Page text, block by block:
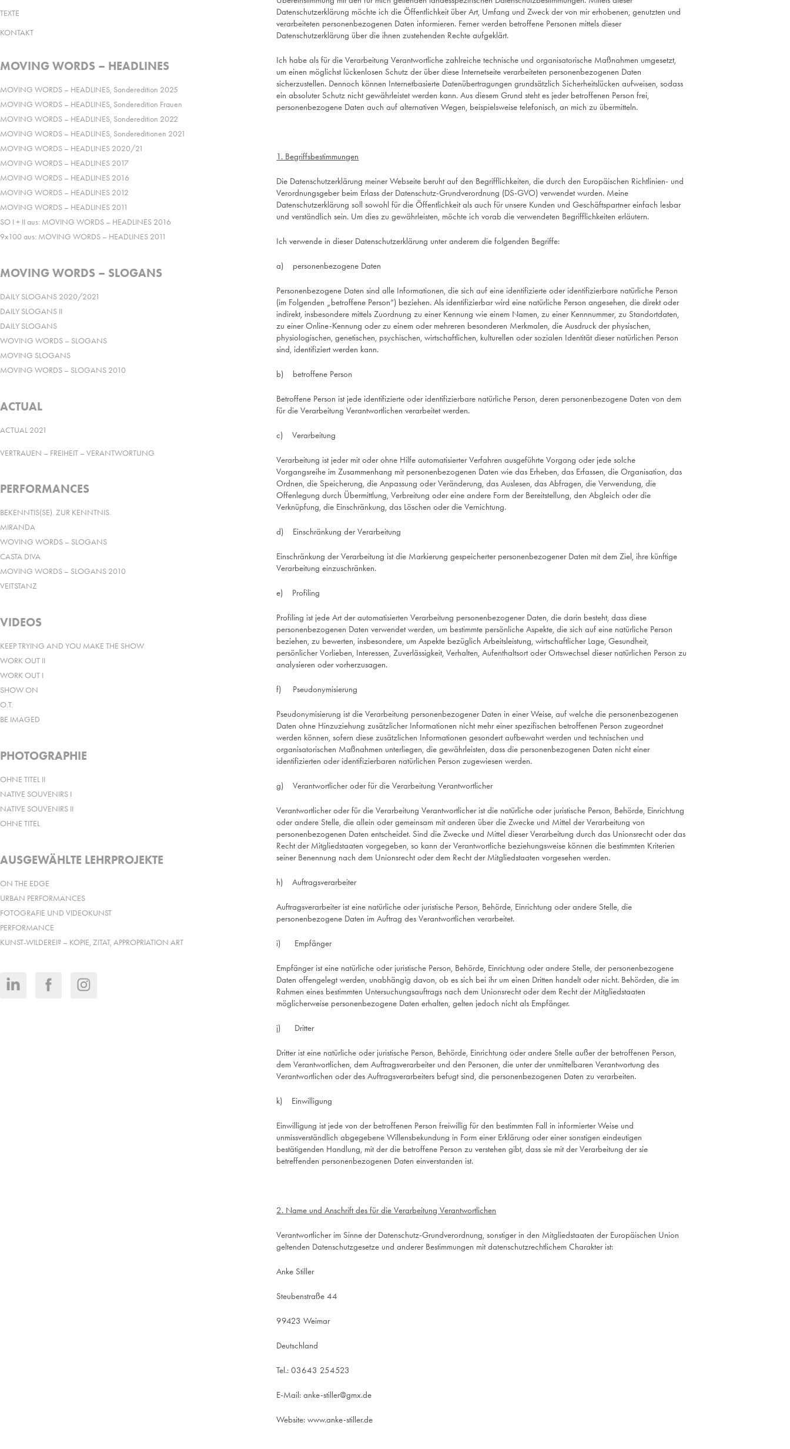
TEXTE
KONTAKT
MOVING WORDS – HEADLINES
MOVING WORDS – HEADLINES, Sonderedition 2025
MOVING WORDS – HEADLINES, Sonderedition Frauen
MOVING WORDS – HEADLINES, Sonderedition 2022
MOVING WORDS – HEADLINES, Sondereditionen 2021
MOVING WORDS – HEADLINES 2020/21
MOVING WORDS – HEADLINES 2017
MOVING WORDS – HEADLINES 2016
MOVING WORDS – HEADLINES 2012
MOVING WORDS – HEADLINES 2011
SO I + II aus: MOVING WORDS – HEADLINES 2016
9x100 aus: MOVING WORDS – HEADLINES 2011
MOVING WORDS – SLOGANS
DAILY SLOGANS 2020/2021
DAILY SLOGANS II
DAILY SLOGANS
WOVING WORDS – SLOGANS
MOVING SLOGANS
MOVING WORDS – SLOGANS 2010
ACTUAL
ACTUAL 2021
VERTRAUEN – FREIHEIT – VERANTWORTUNG
PERFORMANCES
BEKENNTIS(SE). ZUR KENNTNIS.
MIRANDA
WOVING WORDS – SLOGANS
CASTA DIVA
MOVING WORDS – SLOGANS 2010
VEITSTANZ
VIDEOS
KEEP TRYING AND YOU MAKE THE SHOW
WORK OUT II
WORK OUT I
SHOW ON
O.T.
BE IMAGED
PHOTOGRAPHIE
OHNE TITEL II
NATIVE SOUVENIRS I
NATIVE SOUVENIRS II
OHNE TITEL
AUSGEWÄHLTE LEHRPROJEKTE
ON THE EDGE
URBAN PERFORMANCES
FOTOGRAFIE UND VIDEOKUNST
PERFORMANCE
KUNST-WILDEREI? – KOPIE, ZITAT, APPROPRIATION ART
Datenschutzerklärung möchte ich die Öffentlichkeit über Art, Umfang und Zweck der von mir erhobenen, genutzten und
verarbeiteten personenbezogenen Daten informieren. Ferner werden betroffene Personen mittels dieser
Datenschutzerklärung über die ihnen zustehenden Rechte aufgeklärt.
Ich habe als für die Verarbeitung Verantwortliche zahlreiche technische und organisatorische Maßnahmen umgesetzt,
um einen möglichst lückenlosen Schutz der über diese Internetseite verarbeiteten personenbezogenen Daten
sicherzustellen. Dennoch können Internetbasierte Datenübertragungen grundsätzlich Sicherheitslücken aufweisen, sodass
ein absoluter Schutz nicht gewährleistet werden kann. Aus diesem Grund steht es jeder betroffenen Person frei,
personenbezogene Daten auch auf alternativen Wegen, beispielsweise telefonisch, an mich zu übermitteln.
1. Begriffsbestimmungen
Die Datenschutzerklärung meiner Webseite beruht auf den Begrifflichkeiten, die durch den Europäischen Richtlinien- und
Verordnungsgeber beim Erlass der Datenschutz-Grundverordnung (DS-GVO) verwendet wurden. Meine
Datenschutzerklärung soll sowohl für die Öffentlichkeit als auch für unsere Kunden und Geschäftspartner einfach lesbar
und verständlich sein. Um dies zu gewährleisten, möchte ich vorab die verwendeten Begrifflichkeiten erläutern.
Ich verwende in dieser Datenschutzerklärung unter anderem die folgenden Begriffe:
a) personenbezogene Daten
Personenbezogene Daten sind alle Informationen, die sich auf eine identifizierte oder identifizierbare natürliche Person
(im Folgenden „betroffene Person“) beziehen. Als identifizierbar wird eine natürliche Person angesehen, die direkt oder
indirekt, insbesondere mittels Zuordnung zu einer Kennung wie einem Namen, zu einer Kennnummer, zu Standortdaten,
zu einer Online-Kennung oder zu einem oder mehreren besonderen Merkmalen, die Ausdruck der physischen,
physiologischen, genetischen, psychischen, wirtschaftlichen, kulturellen oder sozialen Identität dieser natürlichen Person
sind, identifiziert werden kann.
b) betroffene Person
Betroffene Person ist jede identifizierte oder identifizierbare natürliche Person, deren personenbezogene Daten von dem
für die Verarbeitung Verantwortlichen verarbeitet werden.
c) Verarbeitung
Verarbeitung ist jeder mit oder ohne Hilfe automatisierter Verfahren ausgeführte Vorgang oder jede solche
Vorgangsreihe im Zusammenhang mit personenbezogenen Daten wie das Erheben, das Erfassen, die Organisation, das
Ordnen, die Speicherung, die Anpassung oder Veränderung, das Auslesen, das Abfragen, die Verwendung, die
Offenlegung durch Übermittlung, Verbreitung oder eine andere Form der Bereitstellung, den Abgleich oder die
Verknüpfung, die Einschränkung, das Löschen oder die Vernichtung.
d) Einschränkung der Verarbeitung
Einschränkung der Verarbeitung ist die Markierung gespeicherter personenbezogener Daten mit dem Ziel, ihre künftige
Verarbeitung einzuschränken.
e) Profiling
Profiling ist jede Art der automatisierten Verarbeitung personenbezogener Daten, die darin besteht, dass diese
personenbezogenen Daten verwendet werden, um bestimmte persönliche Aspekte, die sich auf eine natürliche Person
beziehen, zu bewerten, insbesondere, um Aspekte bezüglich Arbeitsleistung, wirtschaftlicher Lage, Gesundheit,
persönlicher Vorlieben, Interessen, Zuverlässigkeit, Verhalten, Aufenthaltsort oder Ortswechsel dieser natürlichen Person zu
analysieren oder vorherzusagen.
f) Pseudonymisierung
Pseudonymisierung ist die Verarbeitung personenbezogener Daten in einer Weise, auf welche die personenbezogenen
Daten ohne Hinzuziehung zusätzlicher Informationen nicht mehr einer spezifischen betroffenen Person zugeordnet
werden können, sofern diese zusätzlichen Informationen gesondert aufbewahrt werden und technischen und
organisatorischen Maßnahmen unterliegen, die gewährleisten, dass die personenbezogenen Daten nicht einer
identifizierten oder identifizierbaren natürlichen Person zugewiesen werden.
g) Verantwortlicher oder für die Verarbeitung Verantwortlicher
Verantwortlicher oder für die Verarbeitung Verantwortlicher ist die natürliche oder juristische Person, Behörde, Einrichtung
oder andere Stelle, die allein oder gemeinsam mit anderen über die Zwecke und Mittel der Verarbeitung von
personenbezogenen Daten entscheidet. Sind die Zwecke und Mittel dieser Verarbeitung durch das Unionsrecht oder das
Recht der Mitgliedstaaten vorgegeben, so kann der Verantwortliche beziehungsweise können die bestimmten Kriterien
seiner Benennung nach dem Unionsrecht oder dem Recht der Mitgliedstaaten vorgesehen werden.
h) Auftragsverarbeiter
Auftragsverarbeiter ist eine natürliche oder juristische Person, Behörde, Einrichtung oder andere Stelle, die
personenbezogene Daten im Auftrag des Verantwortlichen verarbeitet.
i) Empfänger
Empfänger ist eine natürliche oder juristische Person, Behörde, Einrichtung oder andere Stelle, der personenbezogene
Daten offengelegt werden, unabhängig davon, ob es sich bei ihr um einen Dritten handelt oder nicht. Behörden, die im
Rahmen eines bestimmten Untersuchungsauftrags nach dem Unionsrecht oder dem Recht der Mitgliedstaaten
möglicherweise personenbezogene Daten erhalten, gelten jedoch nicht als Empfänger.
j) Dritter
Dritter ist eine natürliche oder juristische Person, Behörde, Einrichtung oder andere Stelle außer der betroffenen Person,
dem Verantwortlichen, dem Auftragsverarbeiter und den Personen, die unter der unmittelbaren Verantwortung des
Verantwortlichen oder des Auftragsverarbeiters befugt sind, die personenbezogenen Daten zu verarbeiten.
k) Einwilligung
Einwilligung ist jede von der betroffenen Person freiwillig für den bestimmten Fall in informierter Weise und
unmissverständlich abgegebene Willensbekundung in Form einer Erklärung oder einer sonstigen eindeutigen
bestätigenden Handlung, mit der die betroffene Person zu verstehen gibt, dass sie mit der Verarbeitung der sie
betreffenden personenbezogenen Daten einverstanden ist.
2. Name und Anschrift des für die Verarbeitung Verantwortlichen
Verantwortlicher im Sinne der Datenschutz-Grundverordnung, sonstiger in den Mitgliedstaaten der Europäischen Union
geltenden Datenschutzgesetze und anderer Bestimmungen mit datenschutzrechtlichem Charakter ist:
Anke Stiller
Steubenstraße 44
99423 Weimar
Deutschland
Tel.: 03643 254523
E-Mail: anke-stiller@gmx.de
Website: www.anke-stiller.de